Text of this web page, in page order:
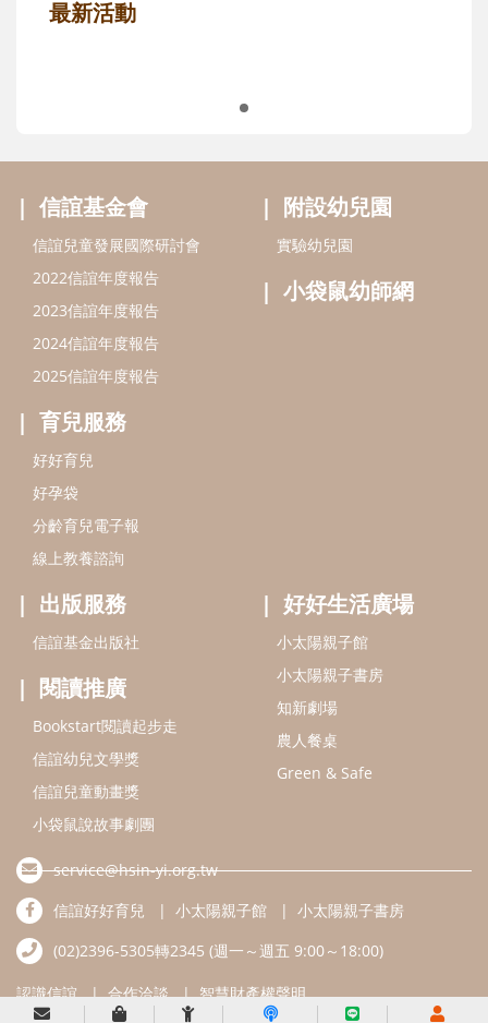
最新活動
信誼基金會
信誼兒童發展國際研討會
2022信誼年度報告
2023信誼年度報告
2024信誼年度報告
2025信誼年度報告
育兒服務
附設幼兒園
小袋鼠幼師網